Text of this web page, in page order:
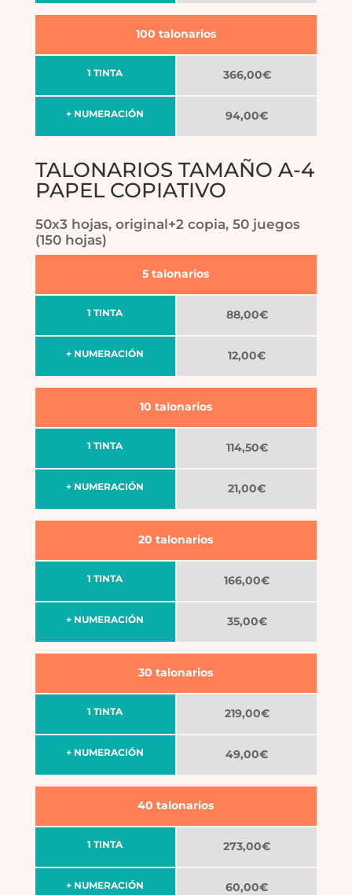
1 TINTA
+ NUMERACIÓN
100 talonarios
366,00€
94,00€
TALONARIOS TAMAÑO A-4
PAPEL COPIATIVO
50x3 hojas, original+2 copia, 50 juegos
(150 hojas)
1 TINTA
+ NUMERACIÓN
5 talonarios
88,00€
12,00€
1 TINTA
+ NUMERACIÓN
10 talonarios
114,50€
21,00€
1 TINTA
+ NUMERACIÓN
20 talonarios
166,00€
35,00€
1 TINTA
+ NUMERACIÓN
30 talonarios
219,00€
49,00€
1 TINTA
+ NUMERACIÓN
40 talonarios
273,00€
60,00€